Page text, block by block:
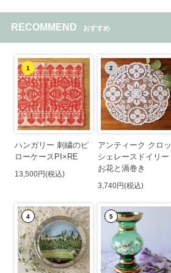
RECOMMEND おすすめ
1
ハンガリー 刺繍のピ
ローケースPI×RE
13,500円(税込)
2
アンティーク クロッ
シェレースドイリー
お花と渦巻き
3,740円(税込)
4 5